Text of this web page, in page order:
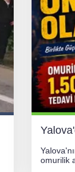
omurilik